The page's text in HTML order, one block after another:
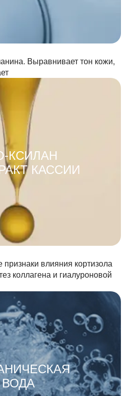
Выравнивает тон кожи,
КАССИИ
влияния кортизола
коллагена и гиалуроновой
ВОДА